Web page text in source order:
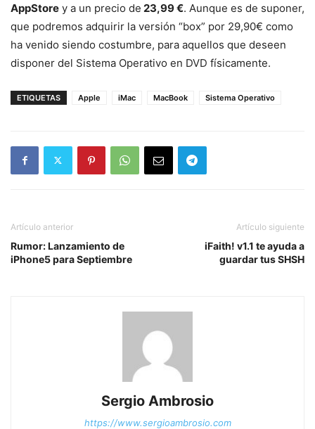
AppStore y a un precio de 23,99 €. Aunque es de suponer,
que podremos adquirir la versión “box” por 29,90€ como
ha venido siendo costumbre, para aquellos que deseen
disponer del Sistema Operativo en DVD físicamente.
ETIQUETAS Apple iMac MacBook Sistema Operativo
Artículo anterior
Rumor: Lanzamiento de
iPhone5 para Septiembre
Artículo siguiente
iFaith! v1.1 te ayuda a
guardar tus SHSH
Sergio Ambrosio
https://www.sergioambrosio.com